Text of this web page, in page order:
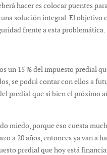
hacer es colocar puentes
solución integral. El objetivo
frente a esta problemática.
un 15 % del impuesto predial
se podrá contar con ellos a
predial que si bien el próximo
miedo, porque eso cuesta
a 20 años, entonces ya van a
predial que hoy está